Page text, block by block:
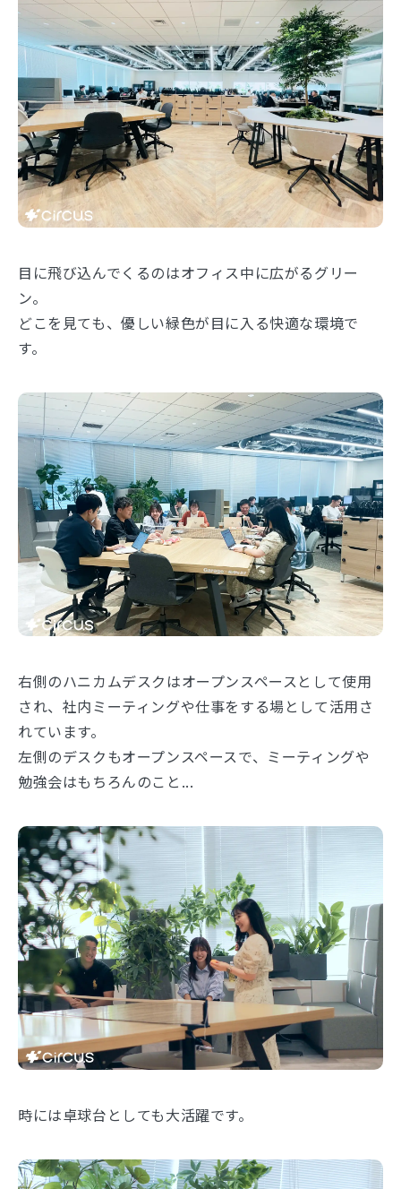
目に飛び込んでくるのはオフィス中に広がるグリー
ン。
どこを見ても、優しい緑色が目に入る快適な環境で
す。
右側のハニカムデスクはオープンスペースとして使用
され、社内ミーティングや仕事をする場として活用さ
れています。
左側のデスクもオープンスペースで、ミーティングや
勉強会はもちろんのこと...
時には卓球台としても大活躍です。